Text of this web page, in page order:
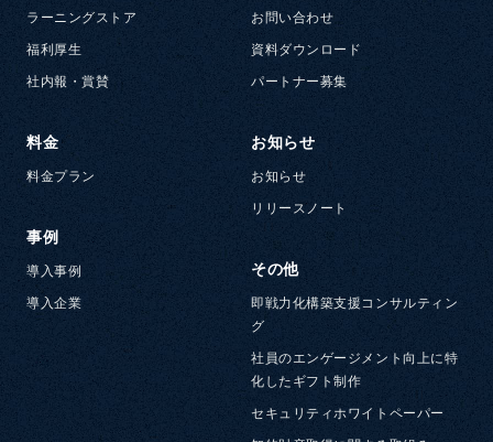
ラーニングストア
福利厚生
社内報・賞賛
料金
料金プラン
事例
導入事例
導入企業
お問い合わせ
資料ダウンロード
パートナー募集
お知らせ
お知らせ
リリースノート
その他
即戦力化構築支援コンサルティン
グ
社員のエンゲージメント向上に特
化したギフト制作
セキュリティホワイトペーパー